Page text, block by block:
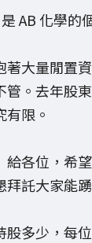
AB 化學的
大量閒置
。去年股
限。
各位，希
託大家能
多少，每